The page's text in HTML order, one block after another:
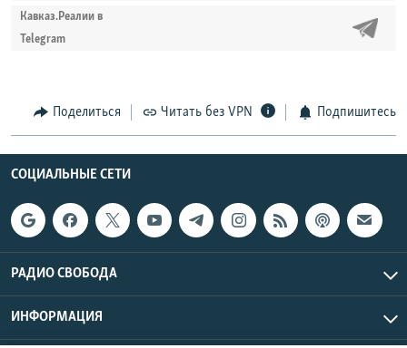
Кавказ.Реалии в
Telegram
Поделиться Читать без VPN Подпишитесь
СОЦИАЛЬНЫЕ СЕТИ
РАДИО СВОБОДА
ИНФОРМАЦИЯ